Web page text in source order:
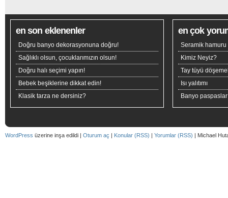
en son eklenenler
Doğru banyo dekorasyonuna doğru!
Sağlıklı olsun, çocuklarımızın olsun!
Doğru halı seçimi yapın!
Bebek beşiklerine dikkat edin!
Klasik tarza ne dersiniz?
en çok
Seramik hamuru
Kimiz Neyiz?
Tay tüyü
Isı yalıtımı
Banyo
WordPress üzerine inşa edildi | Oturum aç | Konular (RSS) | Yorumlar (RSS) | Michael